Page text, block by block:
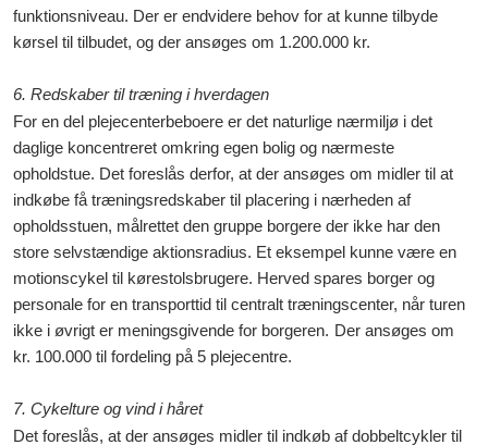
funktionsniveau. Der er endvidere behov for at kunne tilbyde
kørsel til tilbudet, og der ansøges om 1.200.000 kr.
6. Redskaber til træning i hverdagen
For en del plejecenterbeboere er det naturlige nærmiljø i det
daglige koncentreret omkring egen bolig og nærmeste
opholdstue. Det foreslås derfor, at der ansøges om midler til at
indkøbe få træningsredskaber til placering i nærheden af
opholdsstuen, målrettet den gruppe borgere der ikke har den
store selvstændige aktionsradius. Et eksempel kunne være en
motionscykel til kørestolsbrugere. Herved spares borger og
personale for en transporttid til centralt træningscenter, når turen
ikke i øvrigt er meningsgivende for borgeren. Der ansøges om
kr. 100.000 til fordeling på 5 plejecentre.
7. Cykelture og vind i håret
Det foreslås, at der ansøges midler til indkøb af dobbeltcykler til